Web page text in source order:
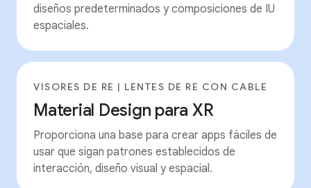
diseños predeterminados y composiciones de IU
espaciales.
VISORES DE RE | LENTES DE RE CON CABLE
Material Design para XR
Proporciona una base para crear apps fáciles de
usar que sigan patrones establecidos de
interacción, diseño visual y espacial.